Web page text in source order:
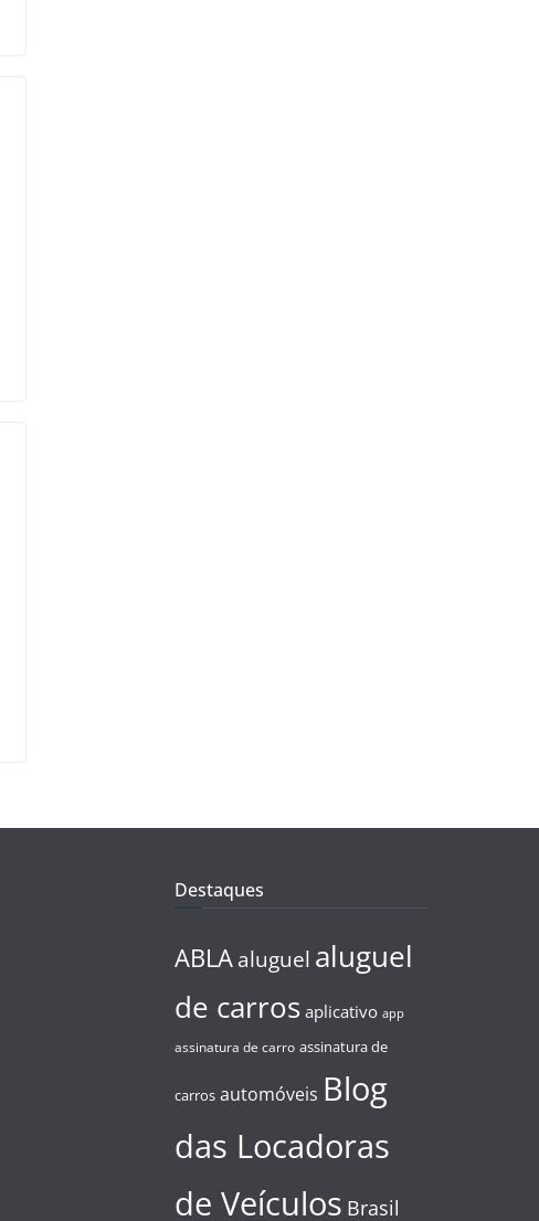
Destaques
ABLA aluguel aluguel
de carros aplicativo app
assinatura de carro assinatura de
carros automóveis Blog
das Locadoras
de Veículos Brasil